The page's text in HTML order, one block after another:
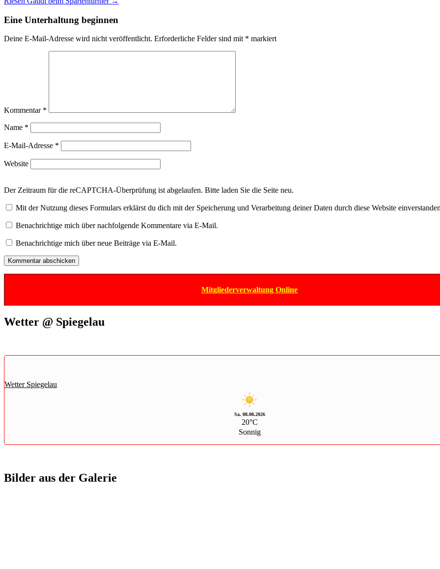
Navigation
Eine Unterhaltung beginnen
Deine E-Mail-Adresse wird nicht veröffentlicht. Erforderliche Felder sind mit * markiert
Kommentar *
Name *
E-Mail-Adresse *
Website
Der Zeitraum für die reCAPTCHA-Überprüfung ist abgelaufen. Bitte laden Sie die Seite neu.
Mit der Nutzung dieses Formulars erklärst du dich mit der Speicherung und Verarbeitung deiner Daten durch diese Website
Benachrichtige mich über nachfolgende Kommentare via E-Mail.
Benachrichtige mich über neue Beiträge via E-Mail.
Mitgliederverwaltung Online
Wetter @ Spiegelau
Wetter Spiegelau
Sa, 08.08.2026
20°C
Sonnig
Bilder aus der Galerie